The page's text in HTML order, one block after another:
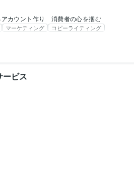
カウント作り　消費者の心を掴む
マーケティング コピーライティング
ービス